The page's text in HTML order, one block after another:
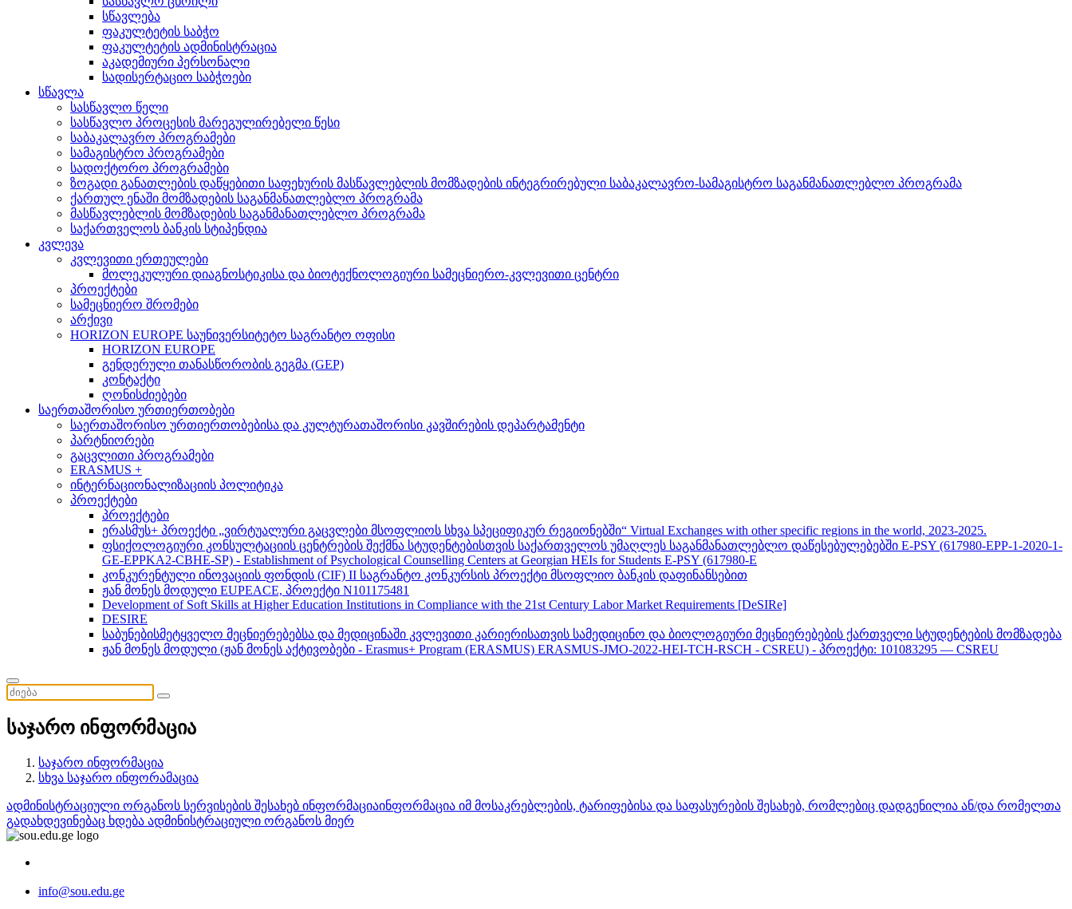
სწავლება
ფაკულტეტის საბჭო
ფაკულტეტის ადმინისტრაცია
აკადემიური პერსონალი
სადისერტაციო საბჭოები
სწავლა
სასწავლო წელი
სასწავლო პროცესის მარეგულირებელი წესი
საბაკალავრო პროგრამები
სამაგისტრო პროგრამები
სადოქტორო პროგრამები
ზოგადი განათლების დაწყებითი საფეხურის მასწავლებლის მომზადების ინტეგრირებული საბაკალავრო-სამაგისტრო საგანმანათლებლო პროგრამა
ქართულ ენაში მომზადების საგანმანათლებლო პროგრამა
მასწავლებლის მომზადების საგანმანათლებლო პროგრამა
საქართველოს ბანკის სტიპენდია
კვლევა
კვლევითი ერთეულები
მოლეკულური დიაგნოსტიკისა და ბიოტექნოლოგიური სამეცნიერო-კვლევითი ცენტრი
პროექტები
სამეცნიერო შრომები
არქივი
HORIZON EUROPE საუნივერსიტეტო საგრანტო ოფისი
HORIZON EUROPE
გენდერული თანასწორობის გეგმა (GEP)
კონტაქტი
ღონისძიებები
საერთაშორისო ურთიერთობები
საერთაშორისო ურთიერთობებისა და კულტურათაშორისი კავშირების დეპარტამენტი
პარტნიორები
გაცვლითი პროგრამები
ERASMUS +
ინტერნაციონალიზაციის პოლიტიკა
პროექტები
პროექტები
ერასმუს+ პროექტი „ვირტუალური გაცვლები მსოფლიოს სხვა სპეციფიკურ რეგიონებში“ Virtual Exchanges with other specific regions in the world, 2023-2025.
ფსიქოლოგიური კონსულტაციის ცენტრების შექმნა სტუდენტებისთვის საქართველოს უმაღლეს საგანმანათლებლო დაწესებულებებში E-PSY (617980-EPP-1-2020-1-
GE-EPPKA2-CBHE-SP) - Establishment of Psychological Counselling Centers at Georgian HEIs for Students E-PSY (617980-E
კონკურენტული ინოვაციის ფონდის (CIF) II საგრანტო კონკურსის პროექტი მსოფლიო ბანკის დაფინანსებით
ჟან მონეს მოდული EUPEACE, პროექტი N101175481
Development of Soft Skills at Higher Education Institutions in Compliance with the 21st Century Labor Market Requirements [DeSIRe]
DESIRE
საბუნებისმეტყველო მეცნიერებებსა და მედიცინაში კვლევითი კარიერისათვის სამედიცინო და ბიოლოგიური მეცნიერებების ქართველი სტუდენტების მომზადება
ჟან მონეს მოდული (ჟან მონეს აქტივობები - Erasmus+ Program (ERASMUS) ERASMUS-JMO-2022-HEI-TCH-RSCH - CSREU) - პროექტი: 101083295 — CSREU
საჯარო ინფორმაცია
საჯარო ინფორმაცია
სხვა საჯარო ინფორამაცია
ადმინისტრაციული ორგანოს სერვისების შესახებ ინფორმაციაინფორმაცია იმ მოსაკრებლების, ტარიფებისა და საფასურების შესახებ, რომლებიც დადგენილია ან/და რომელთა
გადახდევინებაც ხდება ადმინისტრაციული ორგანოს მიერ
info@sou.edu.ge